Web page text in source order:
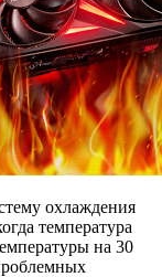
охлаждения
температура
на 30